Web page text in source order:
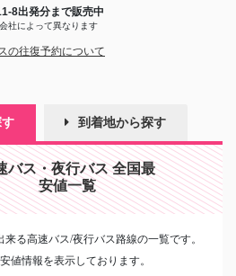
8出発分まで販売中
社によって異なります
の往復予約について
到着地から探す
バス・夜行バス 全国最
安値一覧
来る高速バス/夜行バス路線の一覧です。
値情報を表示しております。